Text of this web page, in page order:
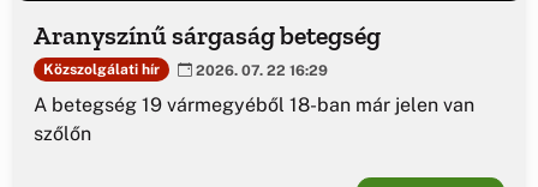
Aranyszínű sárgaság betegség
Közszolgálati hír 2026. 07. 22 16:29
A betegség 19 vármegyéből 18-ban már jelen van
szőlőn